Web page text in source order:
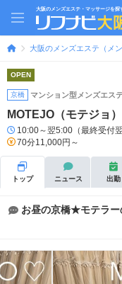
大阪のメンズエステ・マッサージを探
大阪のメンズエステ（メン
OPEN
京橋 マンション型メンズエス
MOTEJO（モテジョ）
10:00～翌5:00（最終受付翌
70分11,000円～
トップ ニュース 出勤
お昼の京橋★モテラ